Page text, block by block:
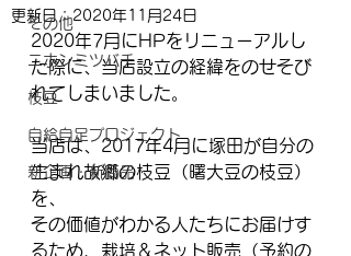
その他
ニホンミツバチ
枝豆
自給自足プロジェクト
新企画・新商品
更新日：2020年11月24日
2020年7月にHPをリニューアルし
た際に、当店設立の経緯をのせそび
れてしまいました。
当店は、2017年4月に塚田が自分の
生まれ故郷の枝豆（曙大豆の枝豆）
を、
その価値がわかる人たちにお届けす
るため、栽培＆ネット販売（予約の